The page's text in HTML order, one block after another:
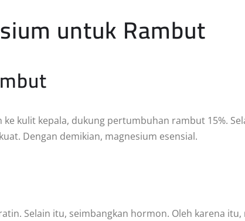
untuk Rambut
kulit kepala, dukung pertumbuhan rambut 15%.
Dengan demikian, magnesium esensial.
Selain itu, seimbangkan hormon. Oleh karena